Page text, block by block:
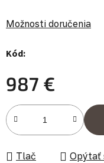
Možnosti doručenia
Kód:
987 €
Jednotková cena:
Tlač Opýtať